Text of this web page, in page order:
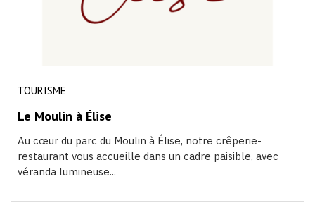
TOURISME
Le Moulin à Élise
Au cœur du parc du Moulin à Élise, notre crêperie-
restaurant vous accueille dans un cadre paisible, avec
véranda lumineuse...